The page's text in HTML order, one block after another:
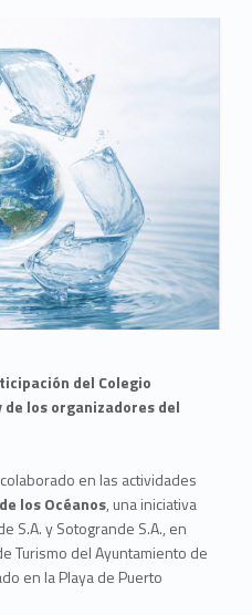
del Colegio
los organizadores del
en las actividades
los Océanos, una iniciativa
S.A. y Sotogrande S.A., en
Turismo del Ayuntamiento de
en la Playa de Puerto